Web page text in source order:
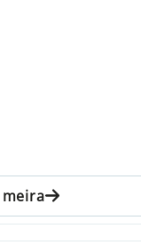
meira